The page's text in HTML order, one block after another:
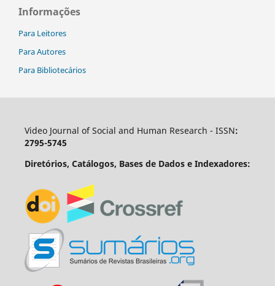
Informações
Para Leitores
Para Autores
Para Bibliotecários
Video Journal of Social and Human Research - ISSN:
2795-5745
Diretórios, Catálogos, Bases de Dados e Indexadores: